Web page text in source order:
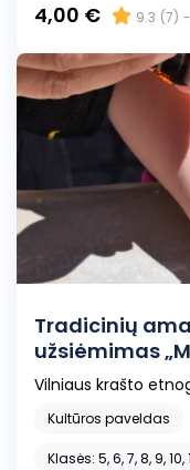
4,00 € 9.3 (7)
Tradicinių amatų
užsiėmimas
Vilniaus krašto
Kultūros paveldas
Klasės: 5, 6, 7, 8, 9, 10,